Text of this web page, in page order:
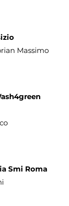
Massimo
Smi Roma